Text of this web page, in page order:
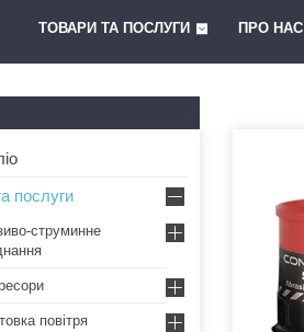
ТОВАРИ ТА ПОСЛУГИ ПРО НАС
послуги
струминне
повітря